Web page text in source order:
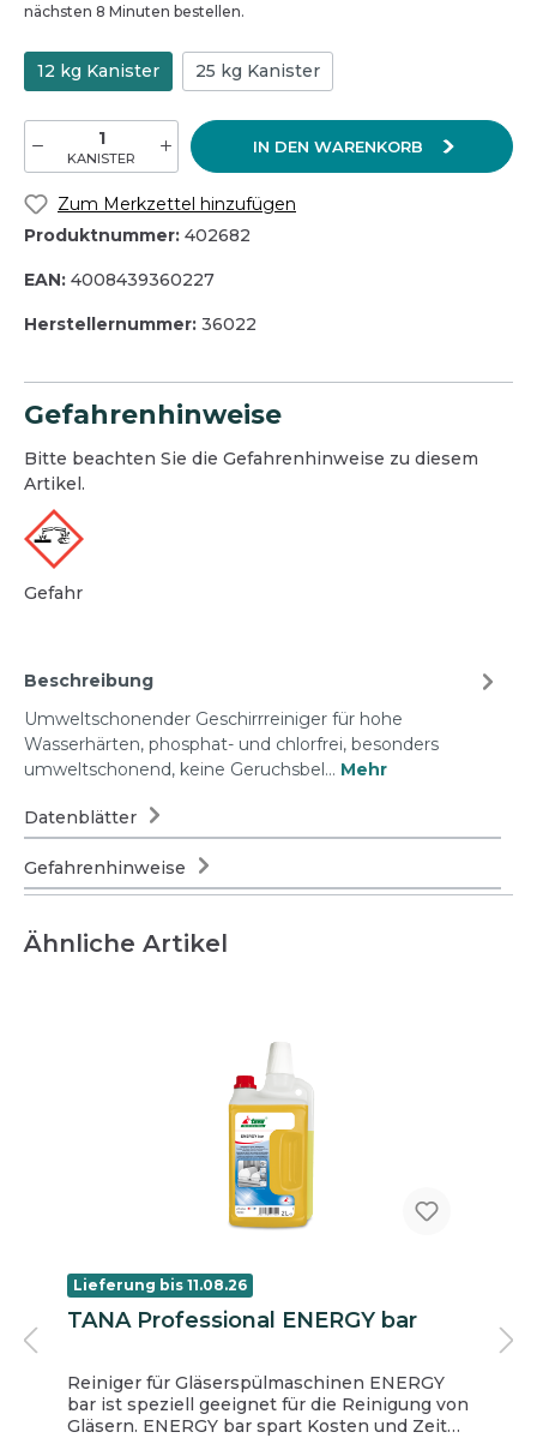
nächsten 8 Minuten bestellen.
12 kg Kanister 25 kg Kanister
KANISTER
IN DEN WARENKORB
Zum Merkzettel hinzufügen
Produktnummer: 402682
EAN: 4008439360227
Herstellernummer: 36022
Gefahrenhinweise
Bitte beachten Sie die Gefahrenhinweise zu diesem
Artikel.
Gefahr
Beschreibung
Umweltschonender Geschirrreiniger für hohe
Wasserhärten, phosphat- und chlorfrei, besonders
umweltschonend, keine Geruchsbel… Mehr
Datenblätter
Gefahrenhinweise
Ähnliche Artikel
Lieferung bis 11.08.26
TANA Professional ENERGY bar
Reiniger für Gläserspülmaschinen ENERGY
bar ist speziell geeignet für die Reinigung von
Gläsern. ENERGY bar spart Kosten und Zeit